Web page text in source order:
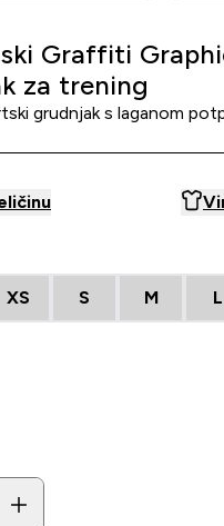
Graffiti
za trening
grudnjak s laganom
XS S M L